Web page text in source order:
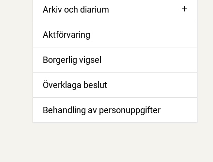
Arkiv och diarium
Aktförvaring
Borgerlig vigsel
Överklaga beslut
Behandling av personuppgifter